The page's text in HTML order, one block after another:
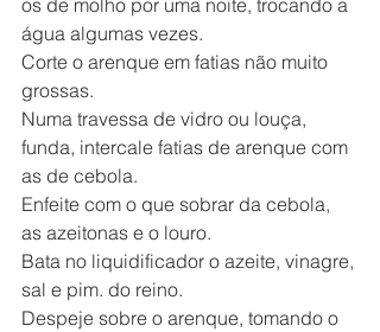
os de molho por uma noite, trocando a
água algumas vezes.
Corte o arenque em fatias não muito
grossas.
Numa travessa de vidro ou louça,
funda, intercale fatias de arenque com
as de cebola.
Enfeite com o que sobrar da cebola,
as azeitonas e o louro.
Bata no liquidificador o azeite, vinagre,
sal e pim. do reino.
Despeje sobre o arenque, tomando o